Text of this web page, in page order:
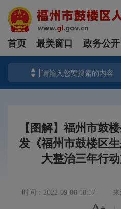
首页 最美窗口 政务公开
【图解】福州市鼓
发《福州市鼓楼区
大整治三年行
时间：2022-09-08 18:57